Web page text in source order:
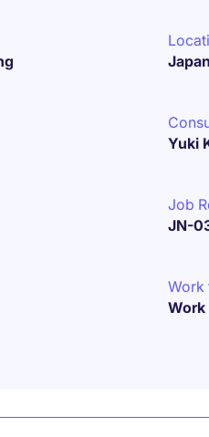
Japan
Yuki
Job
JN-
Work
Work